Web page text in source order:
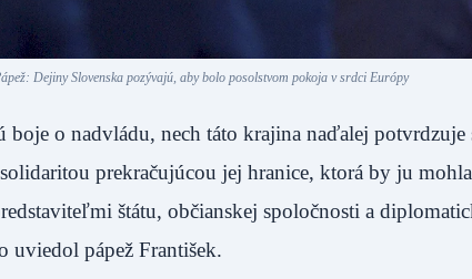
Dejiny Slovenska pozývajú, aby bolo posolstvom pokoja v srdci Európy
o nadvládu, nech táto krajina naďalej potvrdzuje
prekračujúcou jej hranice, ktorá by ju
štátu, občianskej spoločnosti a
to uviedol pápež František.